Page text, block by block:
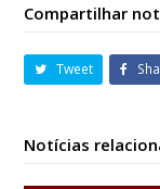
Compartilhar
Tweet
Notícias